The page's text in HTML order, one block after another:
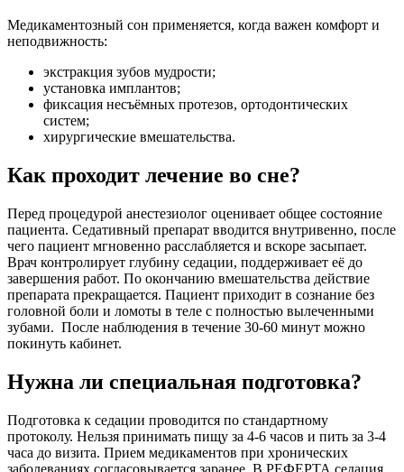
Медикаментозный сон применяется, когда важен комфорт и
неподвижность:
экстракция зубов мудрости;
установка имплантов;
фиксация несъёмных протезов, ортодонтических
систем;
хирургические вмешательства.
Как проходит лечение во сне?
Перед процедурой анестезиолог оценивает общее состояние
пациента. Седативный препарат вводится внутривенно, после
чего пациент мгновенно расслабляется и вскоре засыпает.
Врач контролирует глубину седации, поддерживает её до
завершения работ. По окончанию вмешательства действие
препарата прекращается. Пациент приходит в сознание без
головной боли и ломоты в теле с полностью вылеченными
зубами. После наблюдения в течение 30-60 минут можно
покинуть кабинет.
Нужна ли специальная подготовка?
Подготовка к седации проводится по стандартному
протоколу. Нельзя принимать пищу за 4-6 часов и пить за 3-4
часа до визита. Прием медикаментов при хронических
заболеваниях согласовывается заранее. В РЕФЕРТА седация